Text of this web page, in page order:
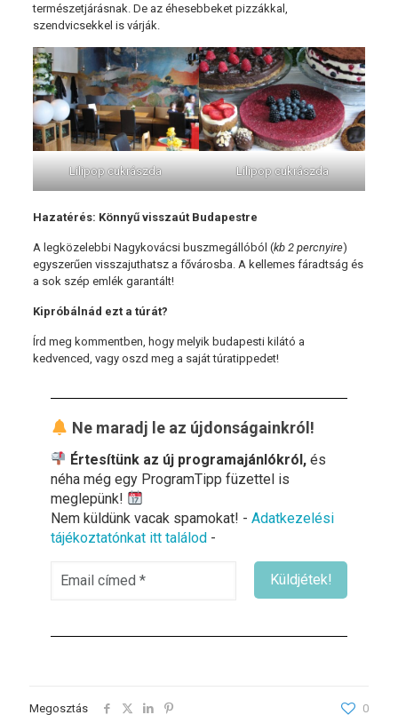
természetjárásnak. De az éhesebbeket pizzákkal,
szendvicsekkel is várják.
Lilipop cukrászda Lilipop cukrászda
Hazatérés: Könnyű visszaút Budapestre
A legközelebbi Nagykovácsi buszmegállóból (kb 2 percnyire)
egyszerűen visszajuthatsz a fővárosba. A kellemes fáradtság és
a sok szép emlék garantált!
Kipróbálnád ezt a túrát?
Írd meg kommentben, hogy melyik budapesti kilátó a
kedvenced, vagy oszd meg a saját túratippedet!
Ne maradj le az újdonságainkról!
Értesítünk az új programajánlókról, és
néha még egy ProgramTipp füzettel is
meglepünk!
Nem küldünk vacak spamokat! - Adatkezelési
tájékoztatónkat itt találod-
Megosztás 0